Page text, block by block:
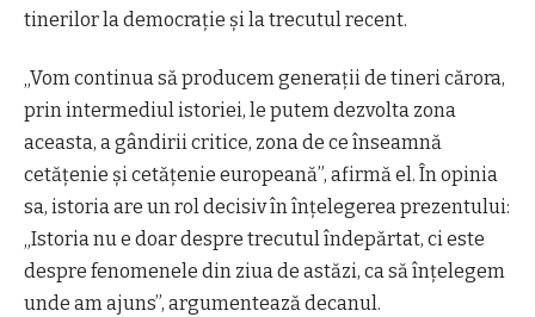
tinerilor la democraţie şi la trecutul recent.
„Vom continua să producem generaţii de tineri cărora,
prin intermediul istoriei, le putem dezvolta zona
aceasta, a gândirii critice, zona de ce înseamnă
cetăţenie şi cetăţenie europeană”, afirmă el. În opinia
sa, istoria are un rol decisiv în înţelegerea prezentului:
„Istoria nu e doar despre trecutul îndepărtat, ci este
despre fenomenele din ziua de astăzi, ca să înţelegem
unde am ajuns”, argumentează decanul.